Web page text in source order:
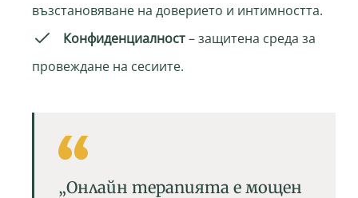
възстановяване на доверието и интимността.
Конфиденциалност– защитена среда за
провеждане на сесиите.
„Онлайн терапията е мощен